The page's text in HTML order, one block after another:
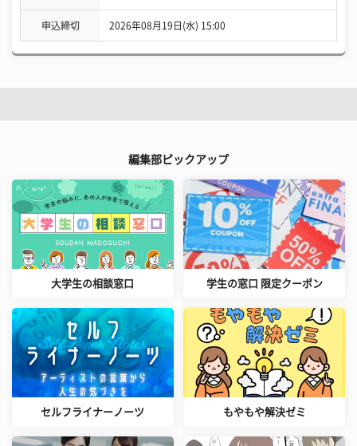
申込締切 2026年08月19日(水) 15:00
編集部ピックアップ
大学生の相談窓口 学生の窓口 限定クーポン
セルフライナーノーツ もやもや解決ゼミ